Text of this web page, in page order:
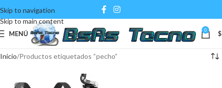
Skip to navigation
Skip to main content
MENÚ 0 $
Inicio Productos etiquetados “pecho”